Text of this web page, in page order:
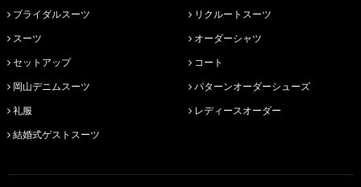
ブライダルスーツ
スーツ
セットアップ
岡山デニムスーツ
礼服
結婚式ゲストスーツ
リクルートスーツ
オーダーシャツ
コート
パターンオーダーシューズ
レディースオーダー